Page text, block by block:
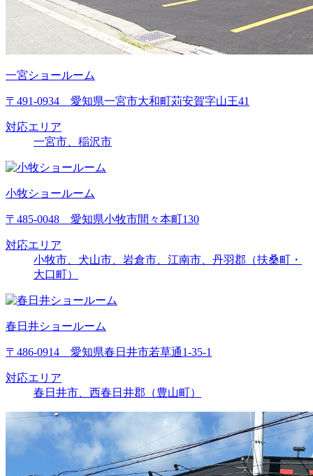
一宮ショールーム
〒491-0934 愛知県一宮市大和町苅安賀字山王41
対応エリア
一宮市、稲沢市
小牧ショールーム
〒485-0048 愛知県小牧市間々本町130
対応エリア
小牧市、犬山市、岩倉市、江南市、丹羽郡（扶桑町・
大口町）
春日井ショールーム
〒486-0914 愛知県春日井市若草通1-35-1
対応エリア
春日井市、西春日井郡（豊山町）